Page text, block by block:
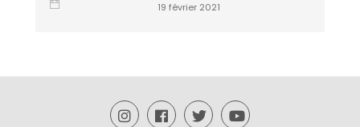
19 février 2021